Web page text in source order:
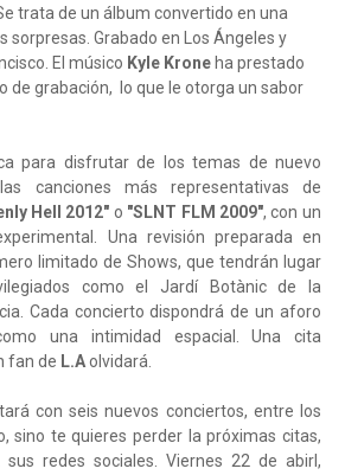
trata de un álbum convertido en una
sorpresas. Grabado en Los Ángeles y
El músico Kyle Krone ha prestado
de grabación, lo que le otorga un sabor
para disfrutar de los temas de nuevo
canciones más representativas de
Hell 2012" o "SLNT FLM 2009", con un
Una revisión preparada en
limitado de Shows, que tendrán lugar
como el Jardí Botànic de la
Cada concierto dispondrá de un aforo
una intimidad espacial. Una cita
fan de L.Aolvidará.
con seis nuevos conciertos, entre los
sino te quieres perder la próximas citas,
redes sociales. Viernes 22 de abirl,